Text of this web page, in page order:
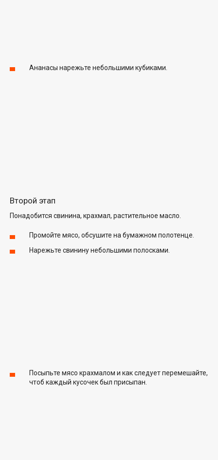
Ананасы нарежьте небольшими кубиками.
Второй этап
Понадобится свинина, крахмал, растительное масло.
Промойте мясо, обсушите на бумажном полотенце.
Нарежьте свинину небольшими полосками.
Посыпьте мясо крахмалом и как следует перемешайте,
чтоб каждый кусочек был присыпан.